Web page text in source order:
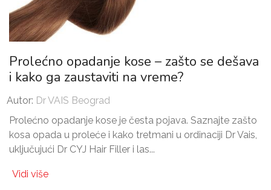
Prolećno opadanje kose – zašto se dešava
i kako ga zaustaviti na vreme?
Autor: Dr VAIS Beograd
Prolećno opadanje kose je česta pojava. Saznajte zašto
kosa opada u proleće i kako tretmani u ordinaciji Dr Vais,
uključujući Dr CYJ Hair Filler i las...
Vidi više